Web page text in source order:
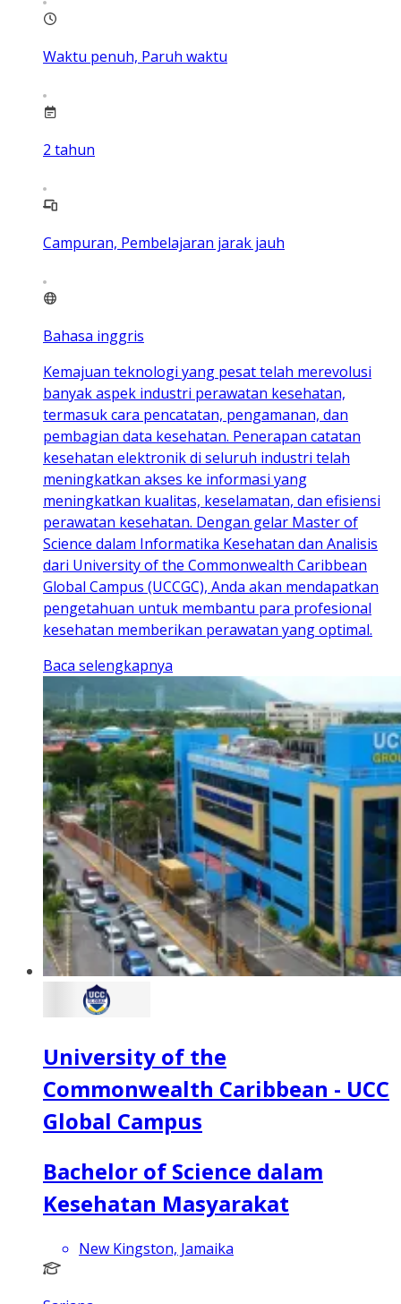
Waktu penuh, Paruh waktu
2 tahun
Campuran, Pembelajaran jarak jauh
Bahasa inggris
Kemajuan teknologi yang pesat telah merevolusi
banyak aspek industri perawatan kesehatan,
termasuk cara pencatatan, pengamanan, dan
pembagian data kesehatan. Penerapan catatan
kesehatan elektronik di seluruh industri telah
meningkatkan akses ke informasi yang
meningkatkan kualitas, keselamatan, dan efisiensi
perawatan kesehatan. Dengan gelar Master of
Science dalam Informatika Kesehatan dan Analisis
dari University of the Commonwealth Caribbean
Global Campus (UCCGC), Anda akan mendapatkan
pengetahuan untuk membantu para profesional
kesehatan memberikan perawatan yang optimal.
Baca selengkapnya
University of the
Commonwealth Caribbean - UCC
Global Campus
Bachelor of Science dalam
Kesehatan Masyarakat
New Kingston, Jamaika